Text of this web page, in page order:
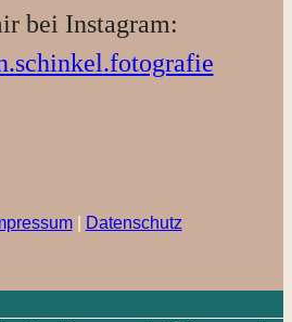
bei Instagram:
| Datenschutz